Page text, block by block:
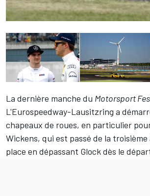
La dernière manche du Motorsport
L'Eurospeedway-Lausitzring a
chapeaux de roues, en particulier
Wickens, qui est passé de la troisième
place en dépassant Glock dès le